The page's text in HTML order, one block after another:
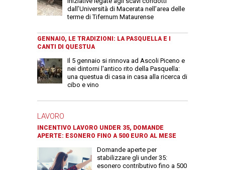
dall’Università di Macerata nell’area delle
terme di Tifernum Mataurense
GENNAIO, LE TRADIZIONI: LA PASQUELLA E I
CANTI DI QUESTUA
Il 5 gennaio si rinnova ad Ascoli Piceno e
nei dintorni l'antico rito della Pasquella:
una questua di casa in casa alla ricerca di
cibo e vino
LAVORO
INCENTIVO LAVORO UNDER 35, DOMANDE
APERTE: ESONERO FINO A 500 EURO AL MESE
Domande aperte per
stabilizzare gli under 35:
esonero contributivo fino a 500